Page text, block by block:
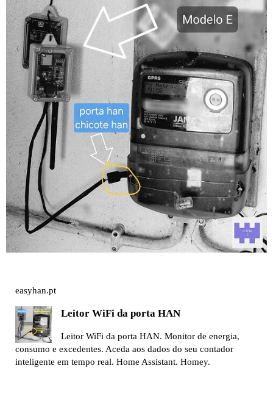
easyhan.pt
Leitor WiFi da porta HAN
Leitor WiFi da porta HAN. Monitor de energia,
consumo e excedentes. Aceda aos dados do seu contador
inteligente em tempo real. Home Assistant. Homey.